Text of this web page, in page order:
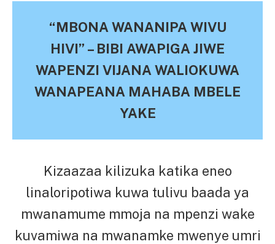
“MBONA WANANIPA WIVU
HIVI” – BIBI AWAPIGA JIWE
WAPENZI VIJANA WALIOKUWA
WANAPEANA MAHABA MBELE
YAKE
Kizaazaa kilizuka katika eneo
linaloripotiwa kuwa tulivu baada ya
mwanamume mmoja na mpenzi wake
kuvamiwa na mwanamke mwenye umri